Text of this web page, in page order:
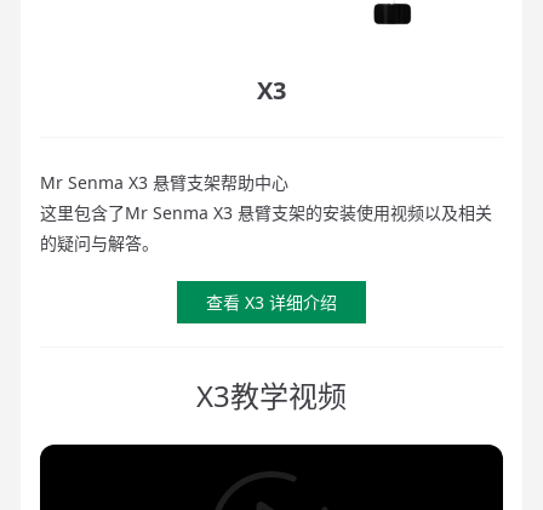
X3
Mr Senma X3 悬臂支架帮助中心
这里包含了Mr Senma X3 悬臂支架的安装使用视频以及相关
的疑问与解答。
查看 X3 详细介绍
X3教学视频